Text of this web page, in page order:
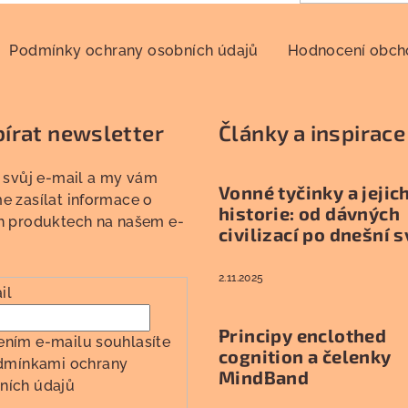
Podmínky ochrany osobních údajů Hodnocení
newsletter
e-mail a my vám
zasílat informace o
produktech na našem e-
e-mailu souhlasíte
ochrany
údajů
Články a inspirace
Vonné tyčinky a jejich
historie: od dávných
civilizací po dnešní
2.11.2025
Principy enclothed
cognition a čelenky
MindBand